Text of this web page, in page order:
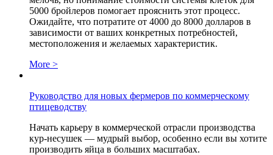
5000 бройлеров помогает прояснить этот процесс.
Ожидайте, что потратите от 4000 до 8000 долларов в
зависимости от ваших конкретных потребностей,
местоположения и желаемых характеристик.
More >
Руководство для новых фермеров по коммерческому
птицеводству
Начать карьеру в коммерческой отрасли производства
кур-несушек — мудрый выбор, особенно если вы хотите
производить яйца в больших масштабах.